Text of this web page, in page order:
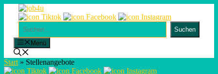
contentSuchen
Suchen
Menü
Start » Stellenangebote